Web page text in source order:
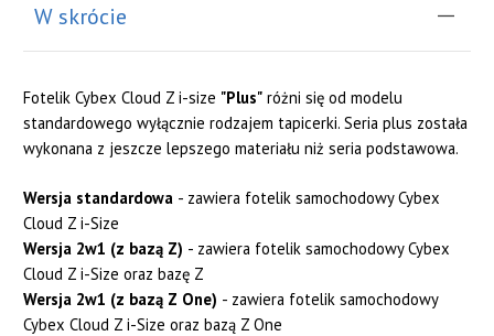
W skrócie
Fotelik Cybex Cloud Z i-size "Plus" różni się od modelu
standardowego wyłącznie rodzajem tapicerki. Seria plus została
wykonana z jeszcze lepszego materiału niż seria podstawowa.
Wersja standardowa - zawiera fotelik samochodowy Cybex
Cloud Z i-Size
Wersja 2w1 (z bazą Z) - zawiera fotelik samochodowy Cybex
Cloud Z i-Size oraz bazę Z
Wersja 2w1 (z bazą Z One) - zawiera fotelik samochodowy
Cybex Cloud Z i-Size oraz bazą Z One